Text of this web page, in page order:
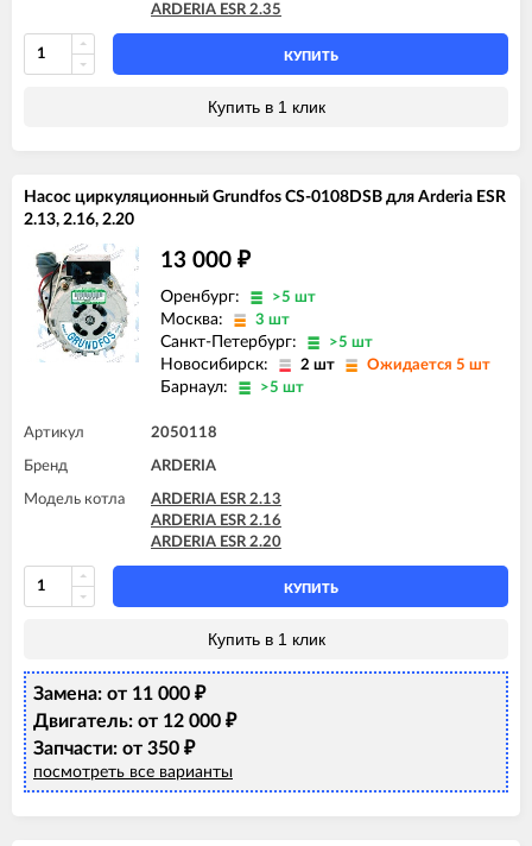
ARDERIA ESR 2.35
КУПИТЬ
Купить в 1 клик
Насос циркуляционный Grundfos CS-0108DSB для Arderia ESR
2.13, 2.16, 2.20
13 000 ₽
Оренбург: >5 шт
Москва: 3 шт
Санкт-Петербург: >5 шт
Новосибирск: 2 шт Ожидается 5 шт
Барнаул: >5 шт
Артикул 2050118
Бренд ARDERIA
Модель котла
ARDERIA ESR 2.13
ARDERIA ESR 2.16
ARDERIA ESR 2.20
КУПИТЬ
Купить в 1 клик
Замена: от 11 000 ₽
Двигатель: от 12 000 ₽
Запчасти: от 350 ₽
посмотреть все варианты